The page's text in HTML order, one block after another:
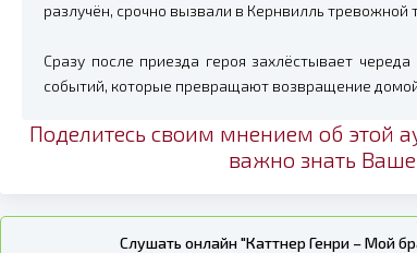
разлучён, срочно вызвали в Кернвилль тревожной
Сразу после приезда героя захлёстывает
событий, которые превращают возвращение
Поделитесь своим мнением об этой
важно знать
Слушать онлайн "Каттнер Генри – Мой